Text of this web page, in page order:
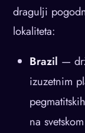
dragulji
lokaliteta:
Brazil —
izuzetnim
na